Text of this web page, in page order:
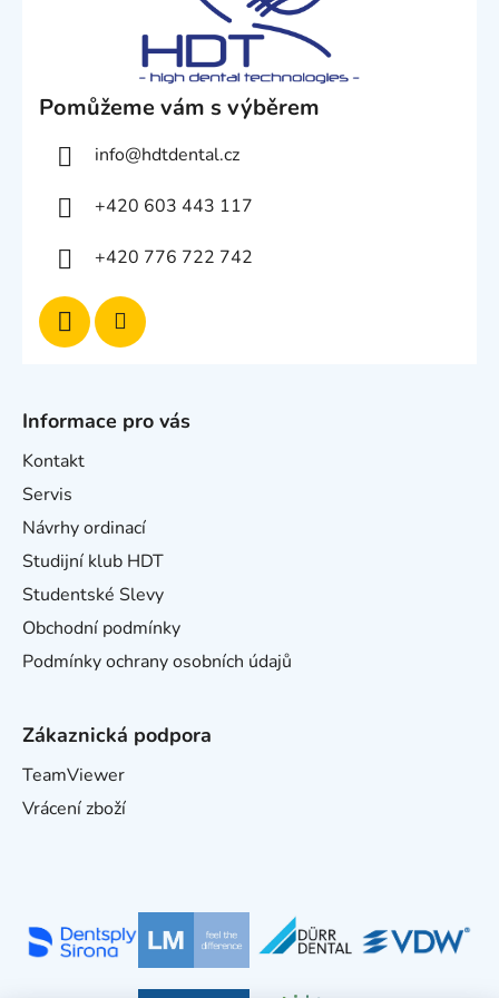
Pomůžeme vám s výběrem
info@hdtdental.cz
+420 603 443 117
+420 776 722 742
Informace pro vás
Kontakt
Servis
Návrhy ordinací
Studijní klub HDT
Studentské Slevy
Obchodní podmínky
Podmínky ochrany osobních údajů
Zákaznická podpora
TeamViewer
Vrácení zboží